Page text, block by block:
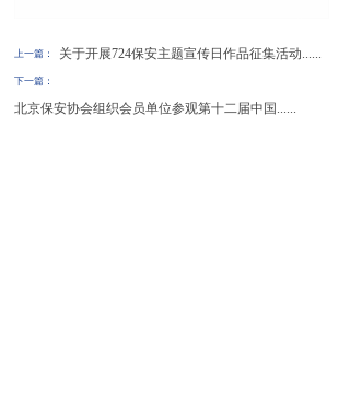
上一篇： 关于开展724保安主题宣传日作品征集活动......
下一篇：
北京保安协会组织会员单位参观第十二届中国......